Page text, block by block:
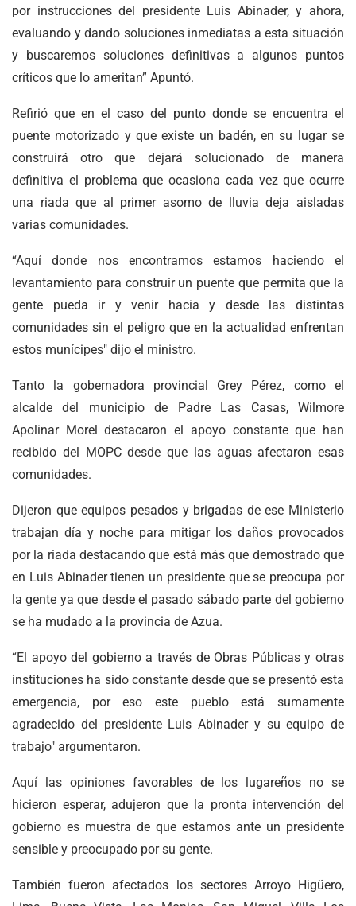
por instrucciones del presidente Luis Abinader, y ahora,
evaluando y dando soluciones inmediatas a esta situación
y buscaremos soluciones definitivas a algunos puntos
críticos que lo ameritan” Apuntó.
Refirió que en el caso del punto donde se encuentra el
puente motorizado y que existe un badén, en su lugar se
construirá otro que dejará solucionado de manera
definitiva el problema que ocasiona cada vez que ocurre
una riada que al primer asomo de lluvia deja aisladas
varias comunidades.
“Aquí donde nos encontramos estamos haciendo el
levantamiento para construir un puente que permita que la
gente pueda ir y venir hacia y desde las distintas
comunidades sin el peligro que en la actualidad enfrentan
estos munícipes" dijo el ministro.
Tanto la gobernadora provincial Grey Pérez, como el
alcalde del municipio de Padre Las Casas, Wilmore
Apolinar Morel destacaron el apoyo constante que han
recibido del MOPC desde que las aguas afectaron esas
comunidades.
Dijeron que equipos pesados y brigadas de ese Ministerio
trabajan día y noche para mitigar los daños provocados
por la riada destacando que está más que demostrado que
en Luis Abinader tienen un presidente que se preocupa por
la gente ya que desde el pasado sábado parte del gobierno
se ha mudado a la provincia de Azua.
“El apoyo del gobierno a través de Obras Públicas y otras
instituciones ha sido constante desde que se presentó esta
emergencia, por eso este pueblo está sumamente
agradecido del presidente Luis Abinader y su equipo de
trabajo" argumentaron.
Aquí las opiniones favorables de los lugareños no se
hicieron esperar, adujeron que la pronta intervención del
gobierno es muestra de que estamos ante un presidente
sensible y preocupado por su gente.
También fueron afectados los sectores Arroyo Higüero,